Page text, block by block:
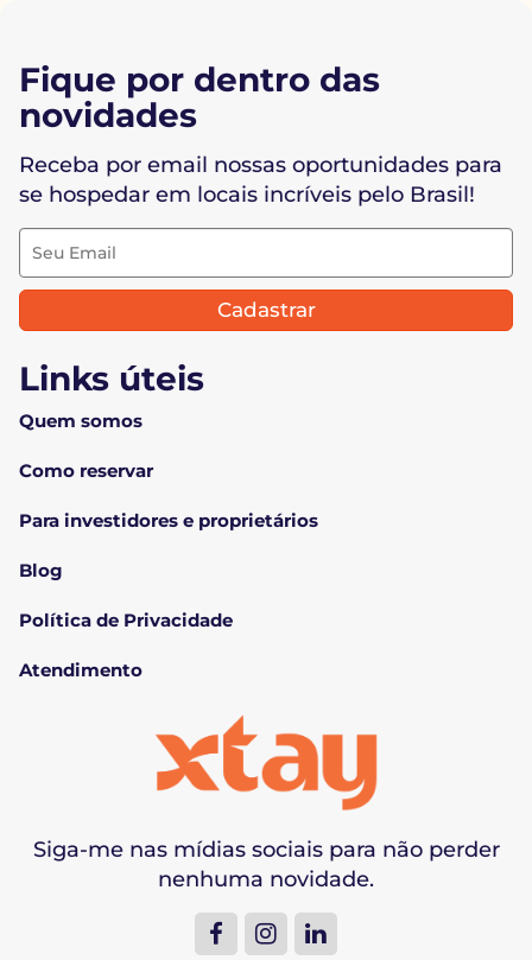
Siga-me nas mídias sociais para não perder
nenhuma novidade.
Links úteis
Quem somos
Como reservar
Para investidores e proprietários
Blog
Política de Privacidade
Atendimento
Fique por dentro das
novidades
Receba por email nossas oportunidades para
se hospedar em locais incríveis pelo Brasil!
Cadastrar